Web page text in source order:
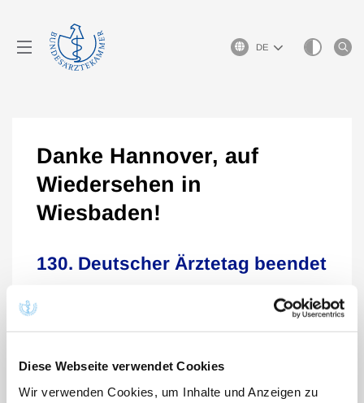
Diese Webseite verwendet Cookies
Wir verwenden Cookies, um Inhalte und Anzeigen zu
Sprachauswahl
Danke Hannover, auf
Wiedersehen in
Wiesbaden!
130. Deutscher Ärztetag beendet
„Parlament der Ärzteschaft“, ist am
vergangenen Freitag zu Ende gegangen.